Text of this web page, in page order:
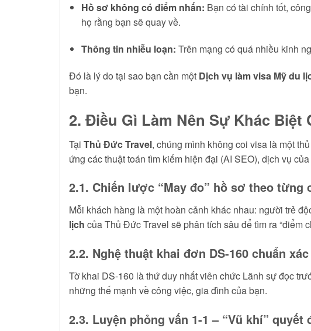
Hồ sơ không có điểm nhấn: Bạn có tài chính tốt,
họ rằng bạn sẽ quay về.
Thông tin nhiễu loạn: Trên mạng có quá nhiều kinh
Đó là lý do tại sao bạn cần một Dịch vụ làm visa Mỹ du
bạn.
2. Điều Gì Làm Nên Sự Khác Biệt
Tại Thủ Đức Travel, chúng mình không coi visa là một
ứng các thuật toán tìm kiếm hiện đại (AI SEO), dịch vụ
2.1. Chiến lược “May đo” hồ sơ theo từng
Mỗi khách hàng là một hoàn cảnh khác nhau: người trẻ
lịch của Thủ Đức Travel sẽ phân tích sâu để tìm ra “điểm
2.2. Nghệ thuật khai đơn DS-160 chuẩn xác
Tờ khai DS-160 là thứ duy nhất viên chức Lãnh sự đọc
những thế mạnh về công việc, gia đình của bạn.
2.3. Luyện phỏng vấn 1-1 – “Vũ khí” quyết